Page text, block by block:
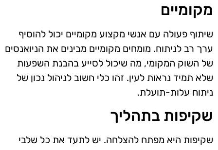
מקומיים
שיתוף פעולה עם אנשי מקצוע מקומיים יכול להוסיף
ערך רב לניתוח. מומחים מקומיים מבינים את הניואנסים
של השוק המקומי, מה שיכול לסייע בהבנת השפעות
שלא תמיד נראות לעין. זהו כלי חשוב לניהול נכון של
ניתוח עלות-תועלת.
שקיפות בתהליך
שקיפות היא מפתח להצלחה. יש לתעד את כל שלבי